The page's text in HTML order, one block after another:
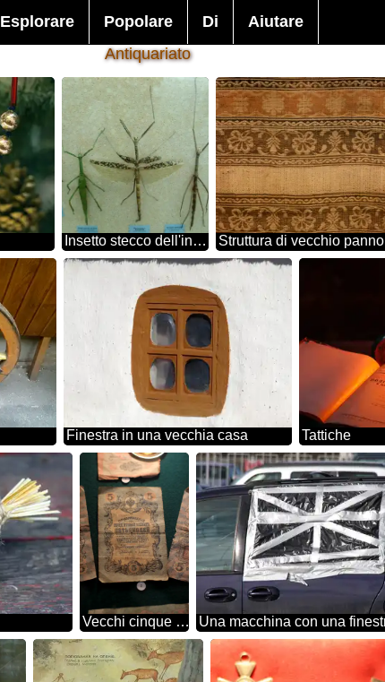
Esplorare Popolare Di
Aiutare
Antiquariato
Insetto stecco dell'insetto con le ali Struttura di vecchio panno
Finestra in una vecchia casa Tattiche
Vecchi cinque rubli